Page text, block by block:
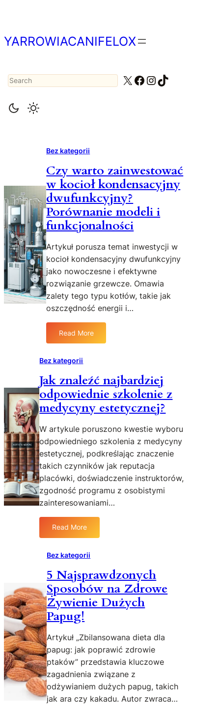
treści
YARROWIACANIFELOX
Search X Facebook
Instagram
TikTok
Bez kategorii
Czy warto zainwestować
w kocioł kondensacyjny
dwufunkcyjny?
Porównanie modeli i
funkcjonalności
Artykuł porusza temat inwestycji w
kocioł kondensacyjny dwufunkcyjny
jako nowoczesne i efektywne
rozwiązanie grzewcze. Omawia
zalety tego typu kotłów, takie jak
oszczędność energii i…
Read More
z
w
a
r
t
z
a
i
n
w
e
s
w
ć
k
o
c
i
o
k
o
n
d
e
s
Bez kategorii
Jak znaleźć najbardziej
odpowiednie szkolenie z
medycyny estetycznej?
W artykule poruszono kwestie wyboru
odpowiedniego szkolenia z medycyny
estetycznej, podkreślając znaczenie
takich czynników jak reputacja
placówki, doświadczenie instruktorów,
zgodność programu z osobistymi
zainteresowaniami…
Read More
a
z
n
a
l
e
ć
n
a
j
b
r
Bez kategorii
5 Najsprawdzonych
Sposobów na Zdrowe
Żywienie Dużych
Papug!
Artykuł „Zbilansowana dieta dla
papug: jak poprawić zdrowie
ptaków” przedstawia kluczowe
zagadnienia związane z
odżywianiem dużych papug, takich
jak ara czy kakadu. Autor zwraca…